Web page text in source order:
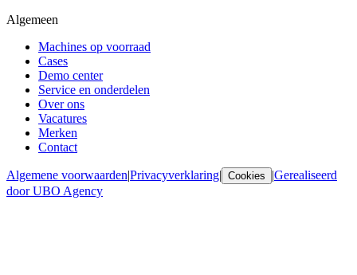
Algemeen
Machines op voorraad
Cases
Demo center
Service en onderdelen
Over ons
Vacatures
Merken
Contact
Algemene voorwaarden|Privacyverklaring| Cookies |Gerealiseerd
door UBO Agency